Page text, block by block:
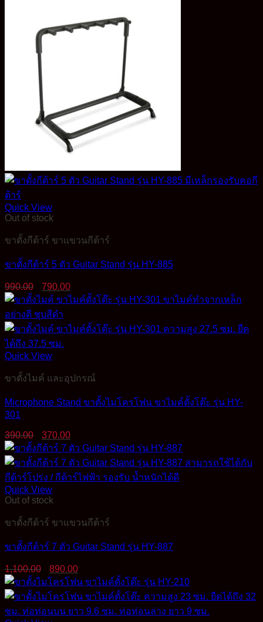
290.00฿.
Quick View
Out of stock
ขาตั้งกีต้าร์ ขาแขวนกีต้าร์
ขาตั้งกีต้าร์ 5 ตัว Guitar Stand รุ่น HY-885
990.00
Original
price
was:
990.00฿.
790.00
price
is:
Quick View
ขาตั้งไมค์ และอุปกรณ์
Microphone Stand ขาตั้งไมโครโฟน ขาไมค์ตั้งโต๊ะ รุ่น HY-
301
390.00
Original
price
was:
390.00฿.
370.00
price
is:
370.00฿.
Quick View
Out of stock
ขาตั้งกีต้าร์ ขาแขวนกีต้าร์
ขาตั้งกีต้าร์ 7 ตัว Guitar Stand รุ่น HY-887
1,100.00
Original
price
was:
1,100.00฿.
890.00
price
is:
890.00฿.